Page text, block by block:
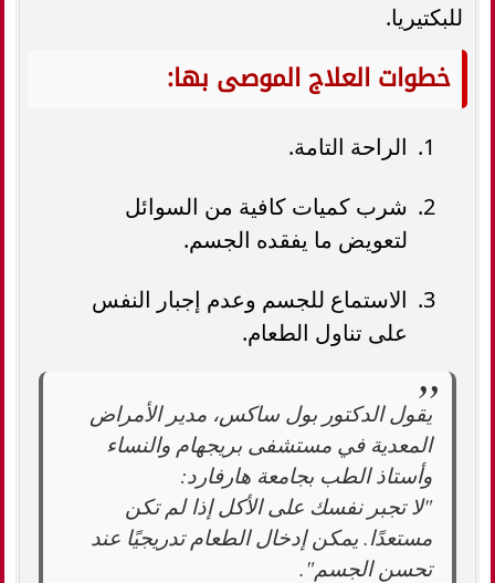
للبكتيريا.
خطوات العلاج الموصى بها:
الراحة التامة.
شرب كميات كافية من السوائل
لتعويض ما يفقده الجسم.
الاستماع للجسم وعدم إجبار النفس
على تناول الطعام.
يقول الدكتور بول ساكس، مدير الأمراض
المعدية في مستشفى بريجهام والنساء
وأستاذ الطب بجامعة هارفارد:
"لا تجبر نفسك على الأكل إذا لم تكن
مستعدًا. يمكن إدخال الطعام تدريجيًا عند
تحسن الجسم".